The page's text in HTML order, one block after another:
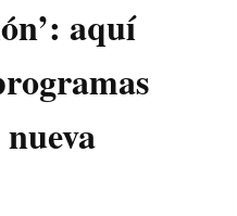
aquí